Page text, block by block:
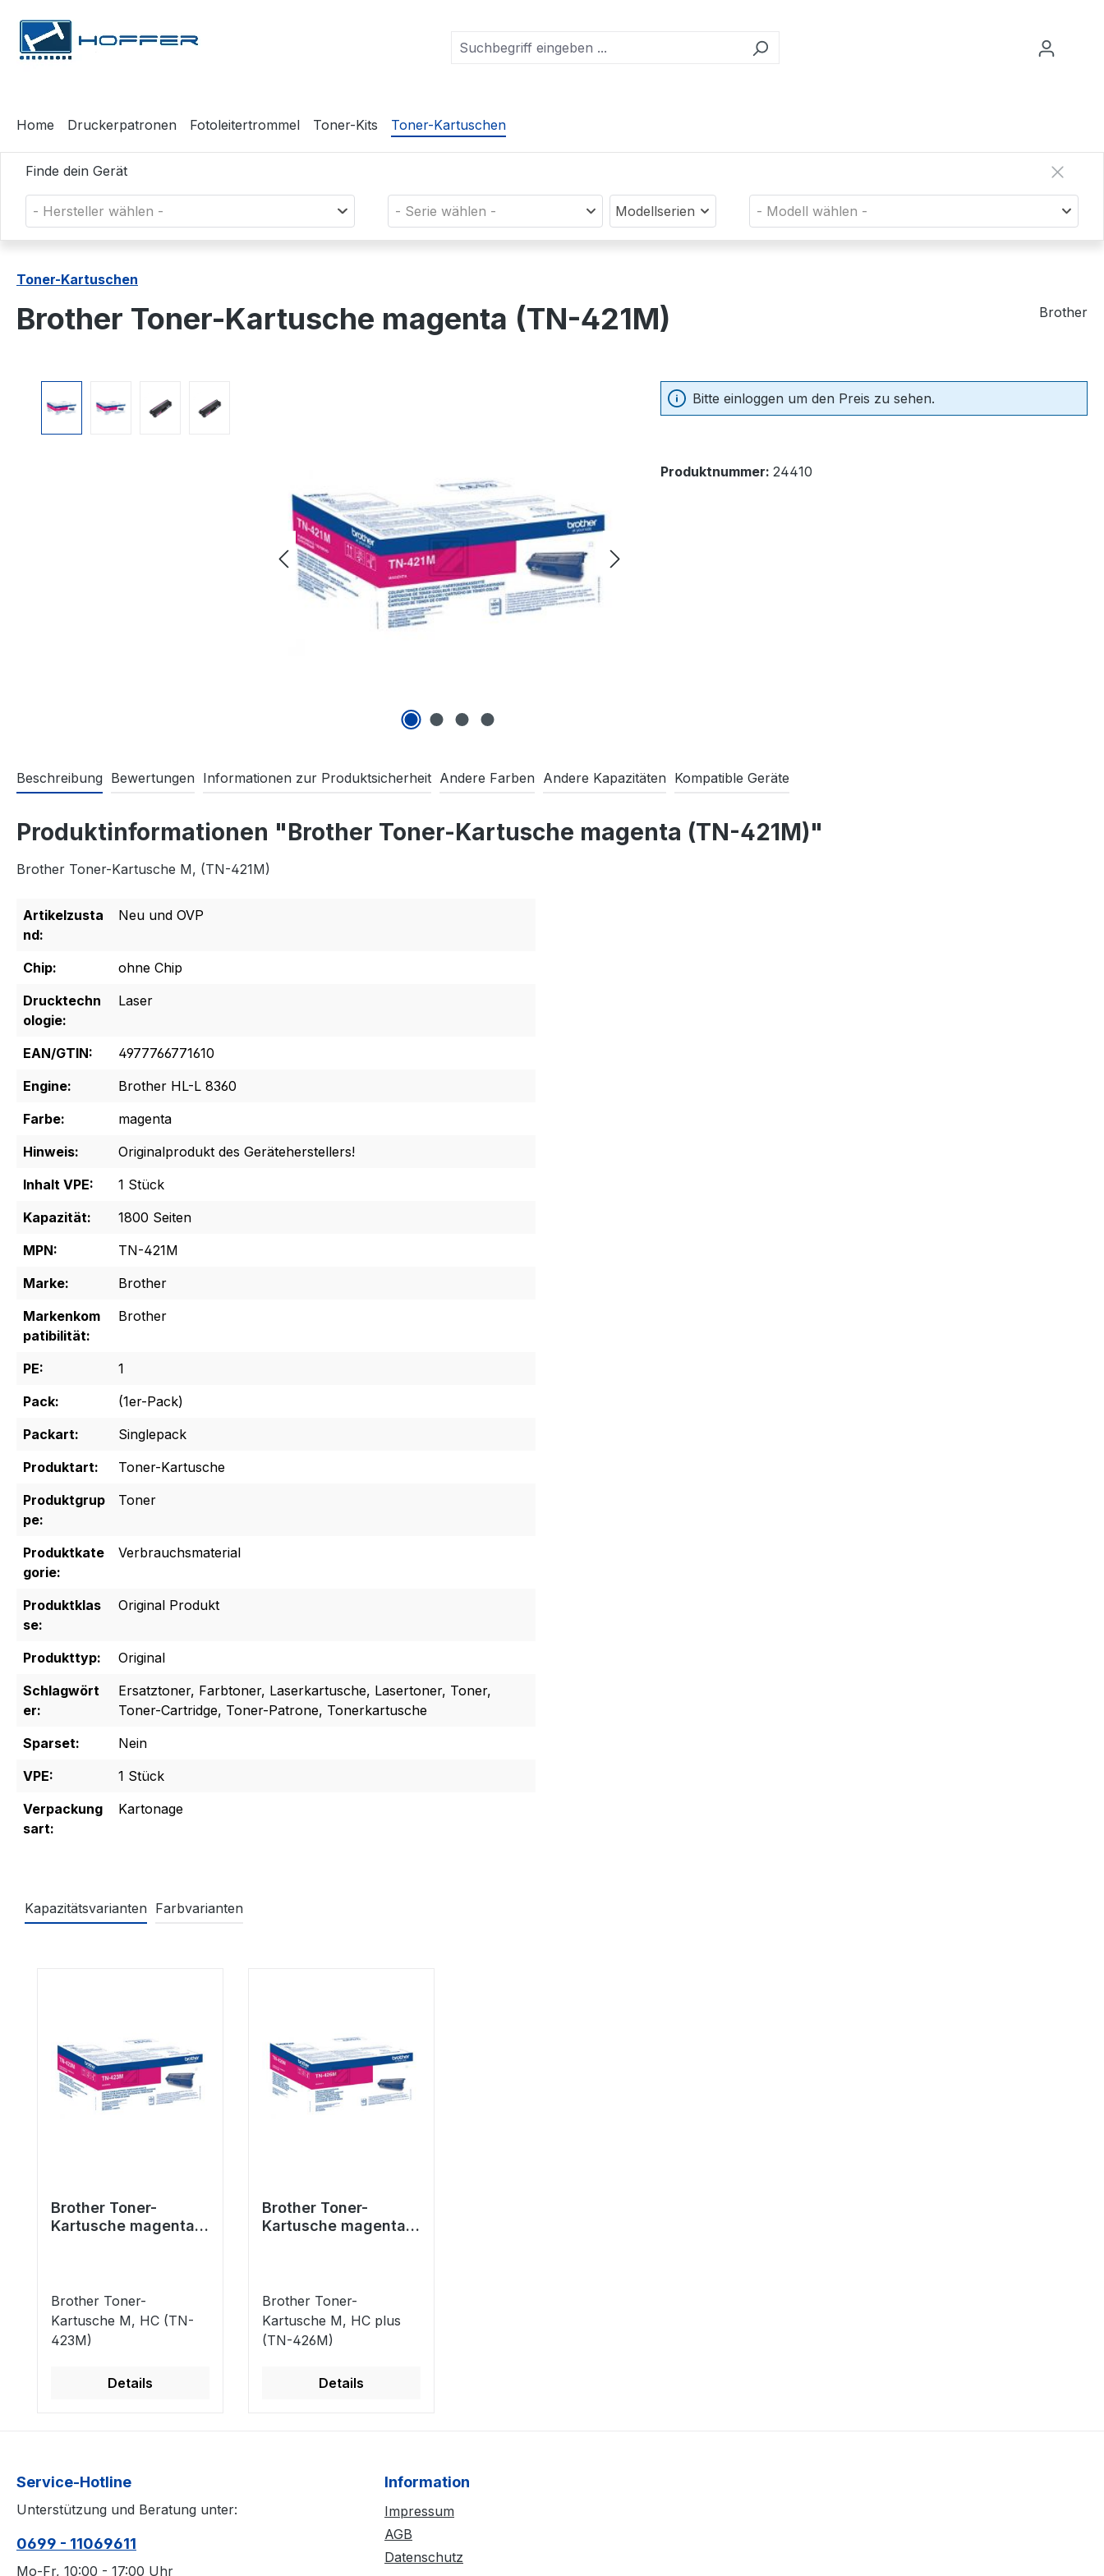
Hauptinhalt springen
Zur Suche springen
Zur Hauptnavigation springen
Home Druckerpatronen Fotoleitertrommel Toner-Kits Toner-Kartuschen
Finde dein Gerät
- Hersteller wählen - - Serie wählen - Modellserien - Modell wählen -
Toner-Kartuschen
Brother Toner-Kartusche magenta (TN-421M) Brother
Bitte einloggen um den Preis zu sehen.
Produktnummer: 24410
Beschreibung Bewertungen Informationen zur Produktsicherheit Andere Farben Andere Kapazitäten Kompatible Geräte
Produktinformationen "Brother Toner-Kartusche magenta (TN-421M)"
Brother Toner-Kartusche M, (TN-421M)
Artikelzusta
nd:
Neu und OVP
Chip:
ohne Chip
Drucktechn
ologie:
Laser
EAN/GTIN:
4977766771610
Engine:
Brother HL-L 8360
Farbe:
magenta
Hinweis:
Originalprodukt des Geräteherstellers!
Inhalt VPE:
1 Stück
Kapazität:
1800 Seiten
MPN:
TN-421M
Marke:
Brother
Markenkom
patibilität:
Brother
PE:
1
Pack:
(1er-Pack)
Packart:
Singlepack
Produktart:
Toner-Kartusche
Produktgrup
pe:
Toner
Produktkate
gorie:
Verbrauchsmaterial
Produktklas
se:
Original Produkt
Produkttyp:
Original
Schlagwört
er:
Ersatztoner, Farbtoner, Laserkartusche, Lasertoner, Toner,
Toner-Cartridge, Toner-Patrone, Tonerkartusche
Sparset:
Nein
VPE:
1 Stück
Verpackung
sart:
Kartonage
Kapazitätsvarianten Farbvarianten
Brother Toner-
Kartusche magenta
Brother Toner-
Kartusche M, HC (TN-
423M)
Details
Brother Toner-
Kartusche magenta
Brother Toner-
Kartusche M, HC plus
(TN-426M)
Details
Service-Hotline
Unterstützung und Beratung unter:
0699 - 11069611
Mo-Fr, 10:00 - 17:00 Uhr
Information
Impressum
AGB
Datenschutz